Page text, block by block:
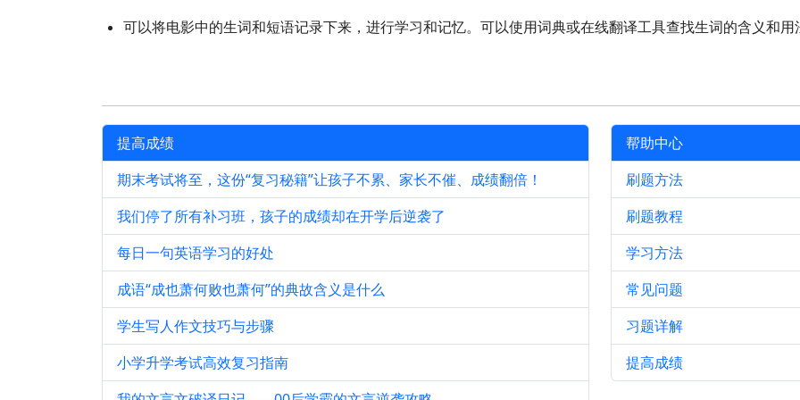
可以将电影中的生词和短语记录下来，进行学习和记忆。可以使用词典或在线翻译工具查找生词的含义和用
提高成绩
期末考试将至，这份“复习秘籍”让孩子不累、家长不催、成绩翻倍！
我们停了所有补习班，孩子的成绩却在开学后逆袭了
每日一句英语学习的好处
成语“成也萧何败也萧何”的典故含义是什么
学生写人作文技巧与步骤
小学升学考试高效复习指南
帮助中心
刷题方法
刷题教程
学习方法
常见问题
习题详解
提高成绩